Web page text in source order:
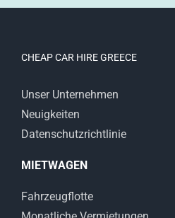
CHEAP CAR HIRE GREECE
Unser Unternehmen
Neuigkeiten
Datenschutzrichtlinie
MIETWAGEN
Fahrzeugflotte